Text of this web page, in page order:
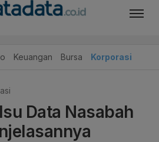
Keuangan Bursa Korporasi
Data Nasabah